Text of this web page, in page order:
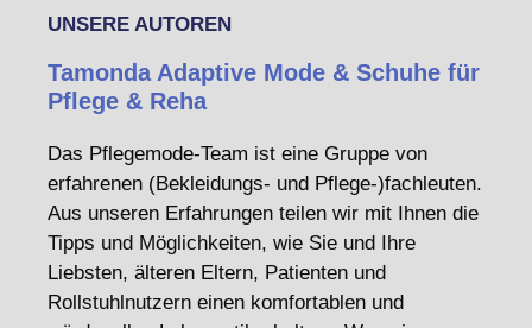
UNSERE AUTOREN
Tamonda Adaptive Mode & Schuhe für
Pflege & Reha
Das Pflegemode-Team ist eine Gruppe von
erfahrenen (Bekleidungs- und Pflege-)fachleuten.
Aus unseren Erfahrungen teilen wir mit Ihnen die
Tipps und Möglichkeiten, wie Sie und Ihre
Liebsten, älteren Eltern, Patienten und
Rollstuhlnutzern einen komfortablen und